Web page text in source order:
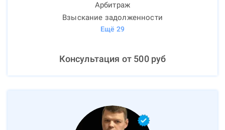
Арбитраж
Взыскание задолженности
Ещё 29
Консультация от 500руб